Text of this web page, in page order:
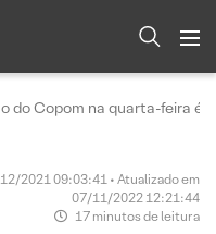
do Copom na quarta-feira é
2021 09:03:41 • Atualizado em
07/11/2022 12:21:44
17 minutos de leitura